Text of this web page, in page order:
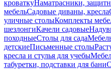
кроваткуНаматрасники,
мебельСадовые диваны, кресла
уличные столыКомплекты
шезлонгиКачели садовые
походныеСтолы для сада
детскиеПисьменные столы
кресла и стулья для учебы
табуретки, подставки для бани